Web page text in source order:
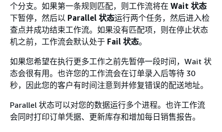
个分支。如果第一条规则匹配，则工作流将在 Wait 状态
下暂停，然后以 Parallel 状态运行两个任务，然后进入检
查点并成功结束工作流。如果没有匹配项，则在停止状态
机之前，工作流会默认处于 Fail 状态。
如果您希望在执行更多工作之前先暂停一段时间，Wait 状
态会很有用。也许您的工作流会在订单录入后等待 30
秒，因此您的客户有时间注意到并修复错误的配送地址。
Parallel 状态可以对您的数据运行多个进程。也许工作流
会同时打印订单凭据、更新库存和增加每日销售报告。